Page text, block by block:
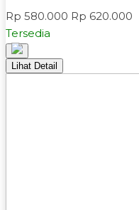
Rp 580.000 Rp 620.000
Tersedia
Lihat Detail